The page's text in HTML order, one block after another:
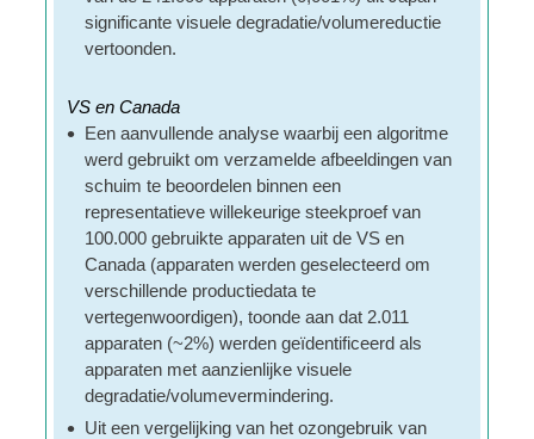
significante visuele degradatie/volumereductie
vertoonden.
VS en Canada
Een aanvullende analyse waarbij een algoritme
werd gebruikt om verzamelde afbeeldingen van
schuim te beoordelen binnen een
representatieve willekeurige steekproef van
100.000 gebruikte apparaten uit de VS en
Canada (apparaten werden geselecteerd om
verschillende productiedata te
vertegenwoordigen), toonde aan dat 2.011
apparaten (~2%) werden geïdentificeerd als
apparaten met aanzienlijke visuele
degradatie/volumevermindering.
Uit een vergelijking van het ozongebruik van